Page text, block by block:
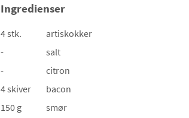
Ingredienser
4 stk.
artiskokker
-
salt
-
citron
4 skiver
bacon
150 g
smør